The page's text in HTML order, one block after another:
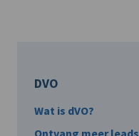
DVO
Wat is dVO?
Ontvang meer leads